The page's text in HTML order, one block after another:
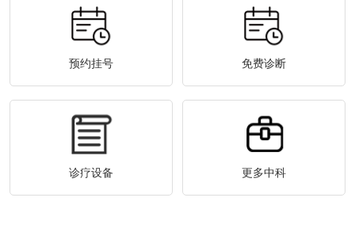
预约挂号 免费诊断
诊疗设备 更多中科